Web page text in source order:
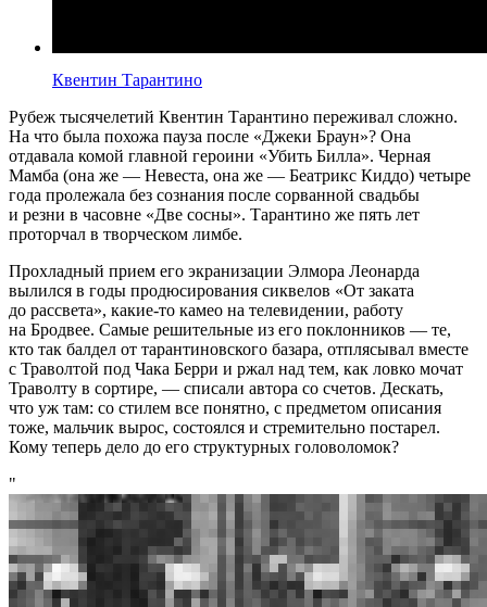
Квентин Тарантино
Рубеж тысячелетий Квентин Тарантино переживал сложно.
На что была похожа пауза после «Джеки Браун»? Она
отдавала комой главной героини «Убить Билла». Черная
Мамба (она же — Невеста, она же — Беатрикс Киддо) четыре
года пролежала без сознания после сорванной свадьбы
и резни в часовне «Две сосны». Тарантино же пять лет
проторчал в творческом лимбе.
Прохладный прием его экранизации Элмора Леонарда
вылился в годы продюсирования сиквелов «От заката
до рассвета», какие-то камео на телевидении, работу
на Бродвее. Самые решительные из его поклонников — те,
кто так балдел от тарантиновского базара, отплясывал вместе
с Траволтой под Чака Берри и ржал над тем, как ловко мочат
Траволту в сортире, — списали автора со счетов. Дескать,
что уж там: со стилем все понятно, с предметом описания
тоже, мальчик вырос, состоялся и стремительно постарел.
Кому теперь дело до его структурных головоломок?